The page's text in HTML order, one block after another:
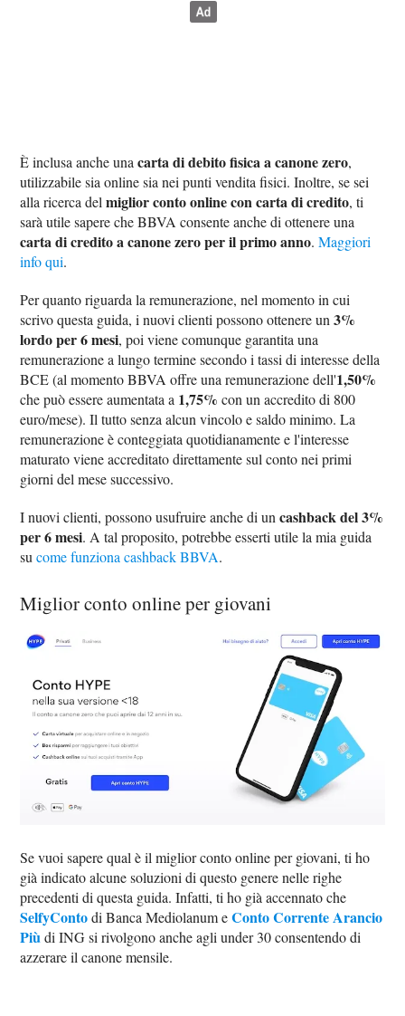
È inclusa anche unacarta di debito fisica a canone zero,
utilizzabile sia online sia nei punti vendita fisici. Inoltre, se sei
alla ricerca delmiglior conto online con carta di credito, ti
sarà utile sapere che BBVA consente anche di ottenere una
carta di credito a canone zero per il primo anno.Maggiori
info qui.
Per quanto riguarda la remunerazione, nel momento in cui
scrivo questa guida, i nuovi clienti possono ottenere un3%
lordo per 6 mesi, poi viene comunque garantita una
remunerazione a lungo termine secondo i tassi di interesse della
BCE (al momento BBVA offre una remunerazione dell'1,50%
che può essere aumentata a 1,75% con un accredito di 800
euro/mese). Il tutto senza alcun vincolo e saldo minimo. La
remunerazione è conteggiata quotidianamente e l'interesse
maturato viene accreditato direttamente sul conto nei primi
giorni del mese successivo.
I nuovi clienti, possono usufruire anche di uncashback del 3%
per 6 mesi. A tal proposito, potrebbe esserti utile la mia guida
sucome funziona cashback BBVA.
Miglior conto online per giovani
Se vuoi sapere qual è il miglior conto online per giovani, ti ho
già indicato alcune soluzioni di questo genere nelle righe
precedenti di questa guida. Infatti, ti ho già accennato che
SelfyContodi Banca Mediolanum eConto Corrente Arancio
Più di ING si rivolgono anche agli under 30 consentendo di
azzerare il canone mensile.